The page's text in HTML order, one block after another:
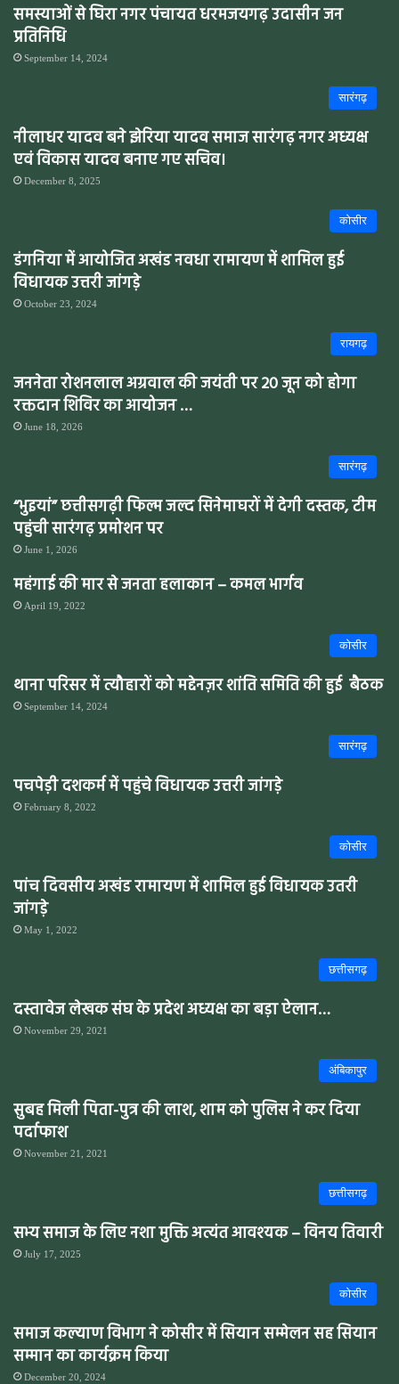
समस्याओं से घिरा नगर पंचायत धरमजयगढ़ उदासीन जन
प्रतिनिधि
September 14, 2024
सारंगढ़
नीलाधर यादव बने झेरिया यादव समाज सारंगढ़ नगर अध्यक्ष
एवं विकास यादव बनाए गए सचिव।
December 8, 2025
कोसीर
डंगनिया में आयोजित अखंड नवधा रामायण में शामिल हुई
विधायक उत्तरी जांगड़े
October 23, 2024
रायगढ़
जननेता रोशनलाल अग्रवाल की जयंती पर 20 जून को होगा
रक्तदान शिविर का आयोजन …
June 18, 2026
सारंगढ़
“भुइयां” छत्तीसगढ़ी फिल्म जल्द सिनेमाघरों में देगी दस्तक, टीम
पहुंची सारंगढ़ प्रमोशन पर
June 1, 2026
महंगाई की मार से जनता हलाकान – कमल भार्गव
April 19, 2022
कोसीर
थाना परिसर में त्यौहारों को मद्देनज़र शांति समिति की हुई बैठक
September 14, 2024
सारंगढ़
पचपेड़ी दशकर्म में पहुंचे विधायक उत्तरी जांगड़े
February 8, 2022
कोसीर
पांच दिवसीय अखंड रामायण में शामिल हुई विधायक उतरी
जांगड़े
May 1, 2022
छत्तीसगढ़
दस्तावेज लेखक संघ के प्रदेश अध्यक्ष का बड़ा ऐलान…
November 29, 2021
अंबिकापुर
सुबह मिली पिता-पुत्र की लाश, शाम को पुलिस ने कर दिया
पर्दाफाश
November 21, 2021
छत्तीसगढ़
सभ्य समाज के लिए नशा मुक्ति अत्यंत आवश्यक – विनय तिवारी
July 17, 2025
कोसीर
समाज कल्याण विभाग ने कोसीर में सियान सम्मेलन सह सियान
सम्मान का कार्यक्रम किया
December 20, 2024